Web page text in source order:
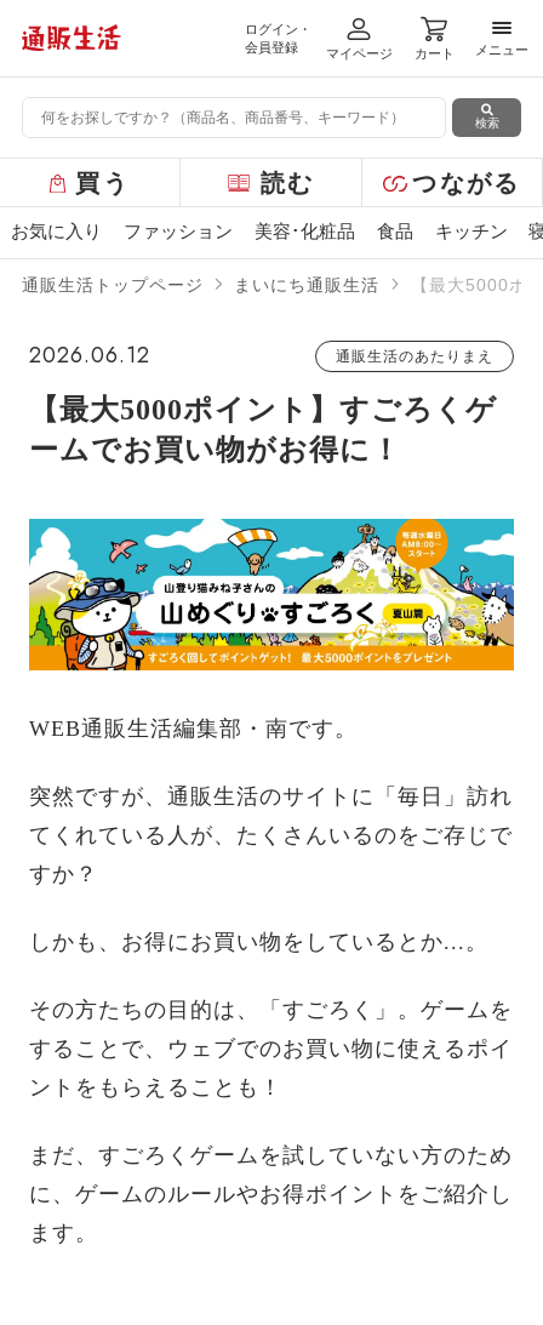
ログイン・
会員登録
マイページ カート
メ
メニュー
検索
ー
バ
買う 読む つながる
お気に入り ファッション 美容･化粧品 食品 キッチン
通販生活トップページ まいにち通販生活 【最大5000ポ
2026.06.12 通販生活のあたりまえ
【最大5000ポイント】すごろくゲ
ームでお買い物がお得に！
WEB通販生活編集部・南です。
突然ですが、通販生活のサイトに「毎日」訪れ
てくれている人が、たくさんいるのをご存じで
すか？
しかも、お得にお買い物をしているとか...。
その方たちの目的は、「すごろく」。ゲームを
することで、ウェブでのお買い物に使えるポイ
ントをもらえることも！
まだ、すごろくゲームを試していない方のため
に、ゲームのルールやお得ポイントをご紹介し
ます。